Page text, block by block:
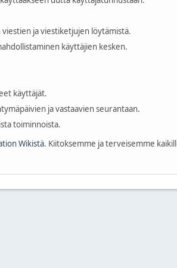
ja viestiketjujen löytämistä.
käyttäjien kesken.
käyttäjät.
ja vastaavien seurantaan.
toiminnoista.
Wikistä. Kiitoksemme ja terveisemme